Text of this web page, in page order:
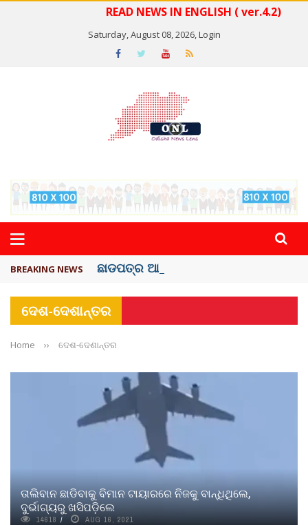
READ NEWS IN ENGLISH ( ver.4.2)
Saturday, August 08, 2026,Login
BREAKING NEWS ଛାଡପତ୍ର ଆବେଦନ ପ୍ରତ୍ୟାହାର କଲେ ...
ଦେଶ-ଦେଶାନ୍ତର
Home ›› ଦେଶ-ଦେଶାନ୍ତର
ତାଲିବାନ ଛାଡିବାକୁ ବିମାନ ଟାୟାରରେ ନିଜକୁ ବାନ୍ଧିଥିଲେ,
ଦୁର୍ଭାଗ୍ୟରୁ ଖସିପଡ଼ିଲେ
14618 AUG 16, 2021